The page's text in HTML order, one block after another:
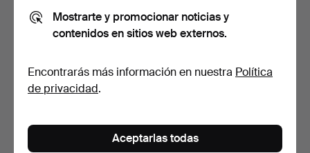
37 pujas
368 USD
9 pujas
179 USD
Mostrarte y promocionar noticias y
contenidos en sitios web externos.
Encontrarás más información en nuestra Política
de privacidad.
Aceptarlas todas